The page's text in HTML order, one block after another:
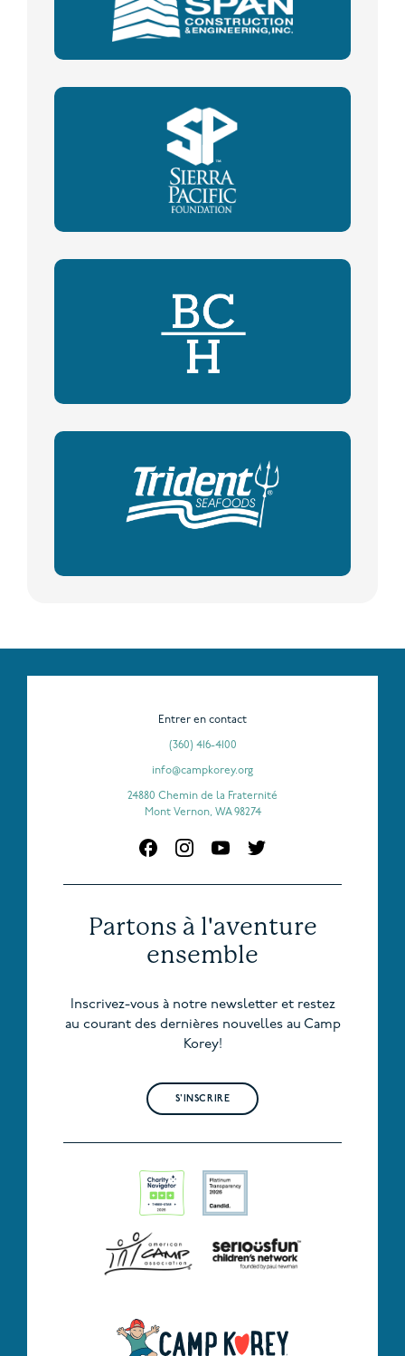
Partons à l'aventure
ensemble
Inscrivez-vous à notre newsletter et restez
au courant des dernières nouvelles au Camp
Korey!
S'INSCRIRE
Entrer en contact
(360) 416-4100
info@campkorey.org
24880 Chemin de la Fraternité
Mont Vernon, WA 98274